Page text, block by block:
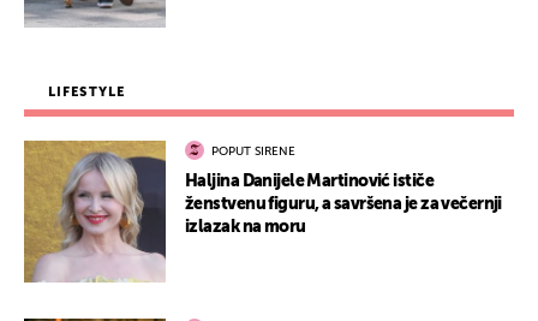
LIFESTYLE
POPUT SIRENE
Haljina Danijele Martinović ističe
ženstvenu figuru, a savršena je za večernji
izlazak na moru